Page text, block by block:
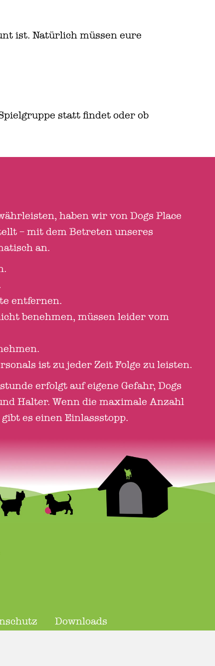
ist. Natürlich müssen eure
statt findet oder ob
haben wir von Dogs Place
– mit dem Betreten unseres
an.
entfernen.
benehmen, müssen leider vom
ist zu jeder Zeit Folge zu leisten.
erfolgt auf eigene Gefahr, Dogs
Halter. Wenn die maximale Anzahl
es einen Einlassstopp.
Downloads